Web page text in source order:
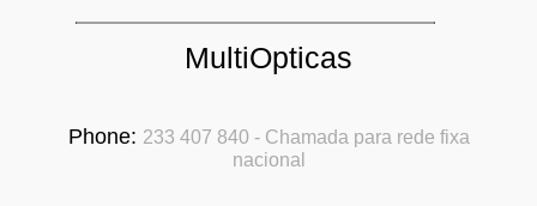
MultiOpticas
Phone: 233 407 840 - Chamada para rede fixa
nacional